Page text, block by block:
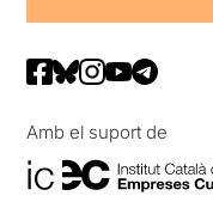
Amb el suport de